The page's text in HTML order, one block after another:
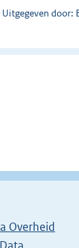
Uitgegeven door:
Overheid